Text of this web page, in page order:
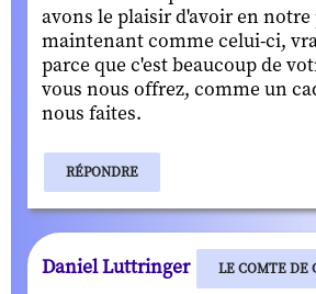
avons le plaisir d'avoir en notre
maintenant comme celui-ci,
parce que c'est beaucoup de
vous nous offrez, comme un
nous faites.
RÉPONDRE
Daniel Luttringer LE COMTE DE